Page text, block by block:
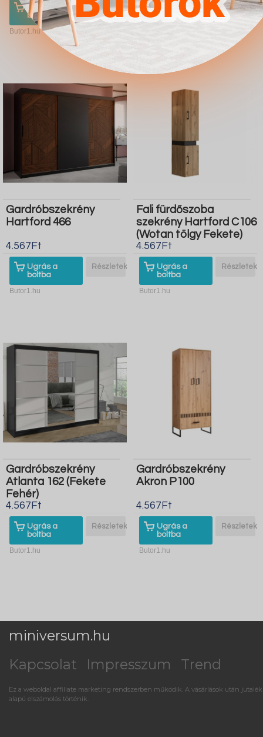
Ugrás a
boltba
Részletek
Butor1.hu
Ugrás a
boltba
Részletek
Gardróbszekrény
Hartford 466
4.567Ft
Ugrás a
boltba
Részletek
Butor1.hu
Fali fürdőszoba
szekrény Hartford C106
(Wotan tölgy Fekete)
4.567Ft
Ugrás a
boltba
Részletek
Butor1.hu
Gardróbszekrény
Atlanta 162 (Fekete
Fehér)
4.567Ft
Ugrás a
boltba
Részletek
Butor1.hu
Gardróbszekrény
Akron P100
4.567Ft
Ugrás a
boltba
Részletek
Butor1.hu
miniversum.hu
Kapcsolat
Impresszum Trend
Ez a weboldal affiliate marketing rendszerben működik. A vásárlások után jutalék
alapú elszámolás történik.